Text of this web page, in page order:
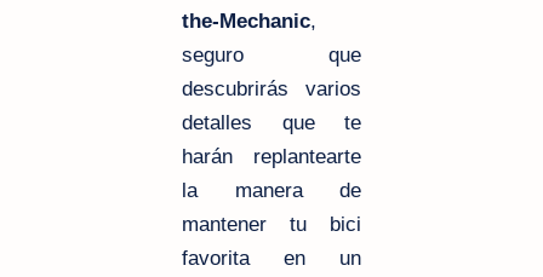
the-Mechanic,
seguro que
descubrirás varios
detalles que te
harán replantearte
la manera de
mantener tu bici
favorita en un